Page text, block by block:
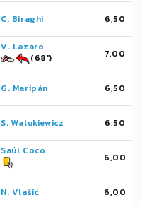
C. Biraghi 6,50
V. Lazaro
(68')
7,00
G. Maripán 6,50
S. Walukiewicz 6,50
Saúl Coco
6,00
N. Vlašić 6,00